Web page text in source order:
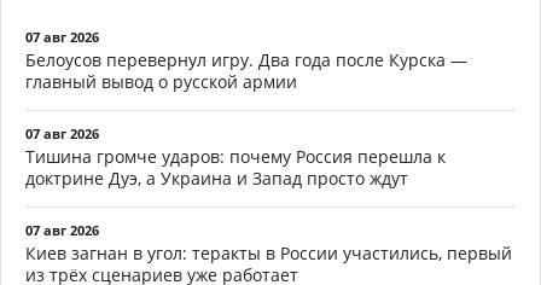
07 авг 2026
Белоусов перевернул игру. Два года после Курска —
главный вывод о русской армии
07 авг 2026
Тишина громче ударов: почему Россия перешла к
доктрине Дуэ, а Украина и Запад просто ждут
07 авг 2026
Киев загнан в угол: теракты в России участились, первый
из трёх сценариев уже работает